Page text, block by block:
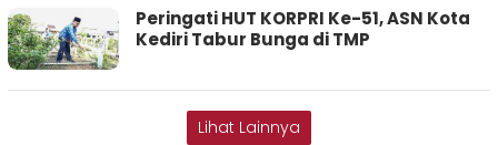
Peringati HUT KORPRI Ke-51, ASN Kota
Kediri Tabur Bunga di TMP
Lihat Lainnya